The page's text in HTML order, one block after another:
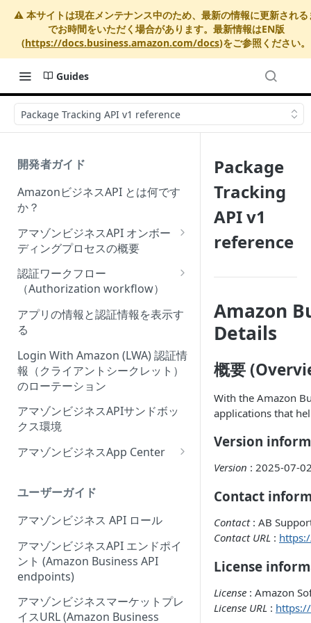
⚠️ 本サイトは現在メンテナンス中のため、最新の情報に更新される
でお時間をいただく場合があります。最新情報はEN版
(https://docs.business.amazon.com/docs)をご参照ください。
Guides
Package Tracking API v1 reference
開発者ガイド
AmazonビジネスAPI とは何です
か？
アマゾンビジネスAPI オンボー
ディングプロセスの概要
Onboarding Step 1: Authorize
your Amazon Business API
apps
Onboarding Step 2: Create
your request
認証ワークフロー
（Authorization workflow）
アマゾンビジネスサードパーテ
ィーウェブサイト認証ワークフ
ローの概要
アプリの情報と認証情報を表示す
る
Login With Amazon (LWA) 認証情
報（クライアントシークレット）
のローテーション
アマゾンビジネスAPIサンドボッ
クス環境
アマゾンビジネスApp Center
ーにアプリを出品する
アプリセンター認証ワークフロ
ー (App Center authorization
workflow)
アプリリスティングの管理
ユーザーガイド
アマゾンビジネス API ロール
アマゾンビジネスAPI エンドポイ
ント (Amazon Business API
endpoints)
アマゾンビジネスマーケットプレ
イスURL (Amazon Business
Package
Tracking
API v1
reference
Amazon
Details
概要
With the Amazon
applications that
Version
Version : 2025-07-
Contact
Contact: AB
Contact URL :
License
License : Amazon
License URL :